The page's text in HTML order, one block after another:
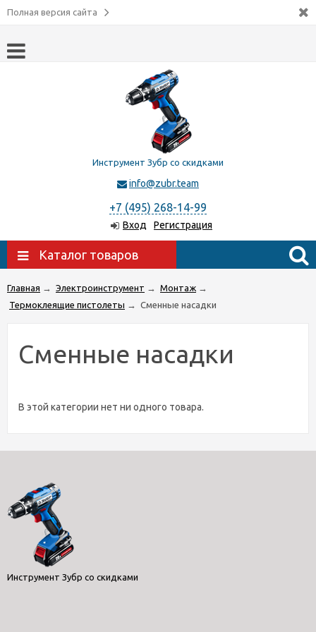
Полная версия сайта
Инструмент Зубр со скидками
info@zubr.team
+7 (495) 268-14-99
Вход Регистрация
Каталог товаров
Главная → Электроинструмент → Монтаж →
Термоклеящие пистолеты → Сменные насадки
Сменные насадки
В этой категории нет ни одного товара.
Инструмент Зубр со скидками